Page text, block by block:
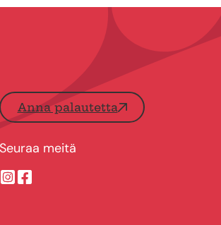
Anna palautetta
Seuraa meitä
Suonenjoen kaupungin Instragram
Suonenjoen kaupungin Facebook